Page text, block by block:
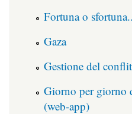
Fortuna o
Gaza
Gestione del
Giorno per giorno
(web-app)